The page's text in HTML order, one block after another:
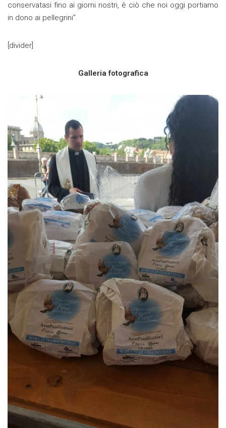
conservatasi fino ai giorni nostri, è ciò che noi oggi portiamo
in dono ai pellegrini”.
[divider]
Galleria fotografica